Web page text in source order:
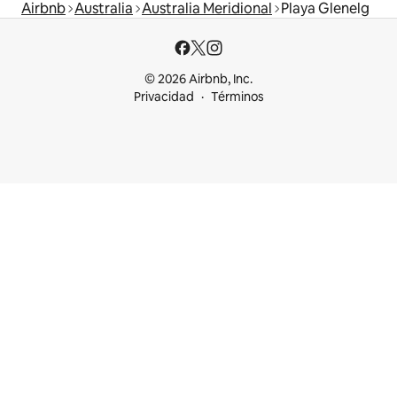
Airbnb Australia Australia Meridional Playa Glenelg
© 2026 Airbnb, Inc.
Privacidad
Términos